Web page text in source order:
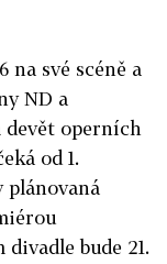
na své scéně a
ND a
devět operních
od 1.
plánovaná
divadle bude 21.